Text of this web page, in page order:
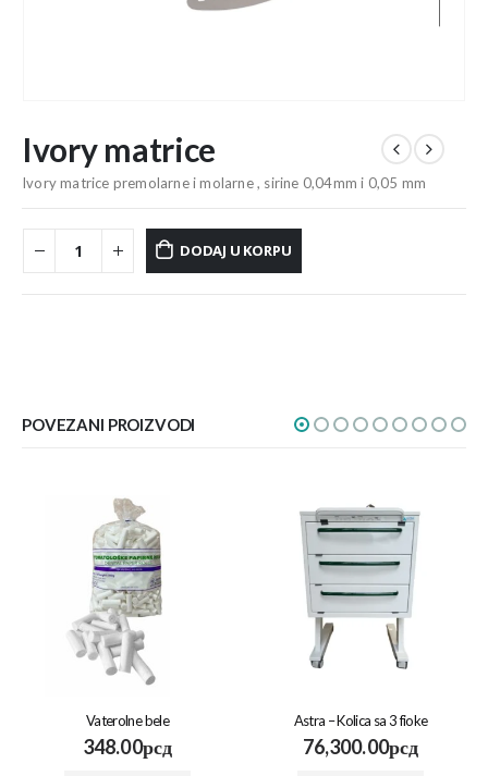
Ivory matrice
Ivory matrice premolarne i molarne , sirine 0,04mm i 0,05 mm
DODAJ U KORPU
POVEZANI PROIZVODI
Vaterolne bele
348.00рсд
Astra – Kolica sa 3 fioke
76,300.00рсд